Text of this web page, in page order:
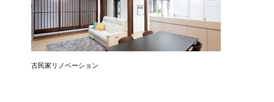
古民家リノベーション